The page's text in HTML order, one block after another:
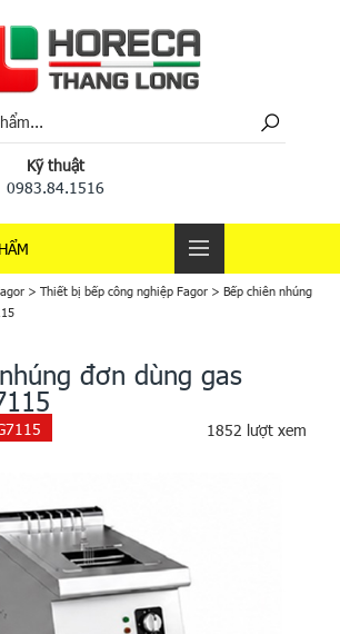
Kỹ thuật
0983.84.1516
> Thiết bị bếp công nghiệp Fagor > Bếp chiên nhúng
đơn dùng gas
1852 lượt xem